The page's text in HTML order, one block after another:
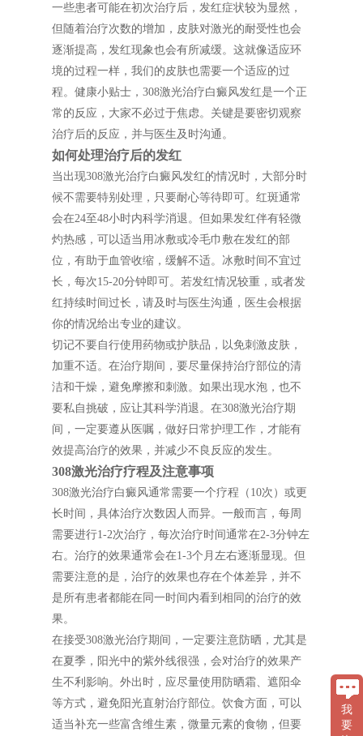
一些患者可能在初次治疗后，发红症状较为显然，
但随着治疗次数的增加，皮肤对激光的耐受性也会
逐渐提高，发红现象也会有所减缓。这就像适应环
境的过程一样，我们的皮肤也需要一个适应的过
程。健康小贴士，308激光治疗白癜风发红是一个正
常的反应，大家不必过于焦虑。关键是要密切观察
治疗后的反应，并与医生及时沟通。
如何处理治疗后的发红
当出现308激光治疗白癜风发红的情况时，大部分时
候不需要特别处理，只要耐心等待即可。红斑通常
会在24至48小时内科学消退。但如果发红伴有轻微
灼热感，可以适当用冰敷或冷毛巾敷在发红的部
位，有助于血管收缩，缓解不适。冰敷时间不宜过
长，每次15-20分钟即可。若发红情况较重，或者发
红持续时间过长，请及时与医生沟通，医生会根据
你的情况给出专业的建议。
切记不要自行使用药物或护肤品，以免刺激皮肤，
加重不适。在治疗期间，要尽量保持治疗部位的清
洁和干燥，避免摩擦和刺激。如果出现水泡，也不
要私自挑破，应让其科学消退。在308激光治疗期
间，一定要遵从医嘱，做好日常护理工作，才能有
效提高治疗的效果，并减少不良反应的发生。
308激光治疗疗程及注意事项
308激光治疗白癜风通常需要一个疗程（10次）或更
长时间，具体治疗次数因人而异。一般而言，每周
需要进行1-2次治疗，每次治疗时间通常在2-3分钟左
右。治疗的效果通常会在1-3个月左右逐渐显现。但
需要注意的是，治疗的效果也存在个体差异，并不
是所有患者都能在同一时间内看到相同的治疗的效
果。
在接受308激光治疗期间，一定要注意防晒，尤其是
在夏季，阳光中的紫外线很强，会对治疗的效果产
生不利影响。外出时，应尽量使用防晒霜、遮阳伞
等方式，避免阳光直射治疗部位。饮食方面，可以
适当补充一些富含维生素，微量元素的食物，但要
我
要